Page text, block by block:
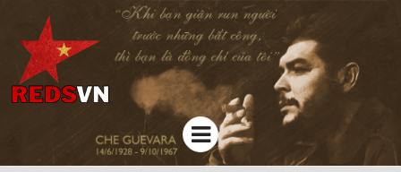
Kênh chia sẻ tri thức cộng đồng
Menu